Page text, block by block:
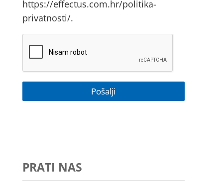
https://effectus.com.hr/politika-
privatnosti/.
PRATI NAS